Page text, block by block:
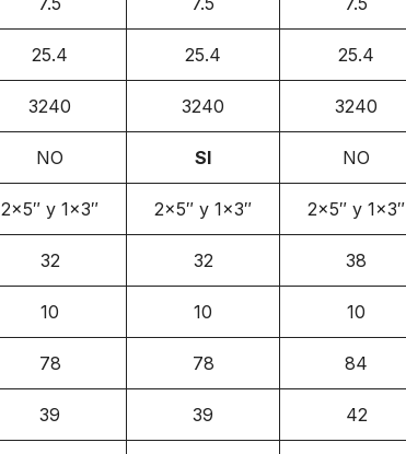
25.4 25.4 25.4
3240 3240 3240
NO SI NO
2×5″ y 1×3″ 2×5″ y 1×3″ 2×5″ y 1×3″
32 32 38
10 10 10
78 78 84
39 39 42